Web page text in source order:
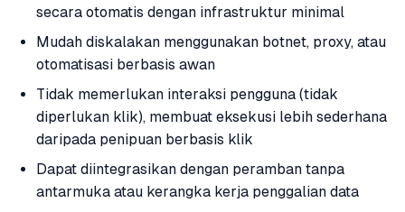
secara otomatis dengan infrastruktur minimal
Mudah diskalakan menggunakan botnet, proxy, atau
otomatisasi berbasis awan
Tidak memerlukan interaksi pengguna (tidak
diperlukan klik), membuat eksekusi lebih sederhana
daripada penipuan berbasis klik
Dapat diintegrasikan dengan peramban tanpa
antarmuka atau kerangka kerja penggalian data